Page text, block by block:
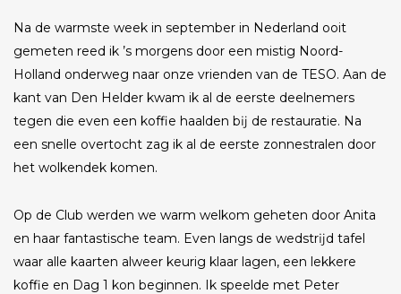
Na de warmste week in september in Nederland ooit
gemeten reed ik ’s morgens door een mistig Noord-
Holland onderweg naar onze vrienden van de TESO. Aan de
kant van Den Helder kwam ik al de eerste deelnemers
tegen die even een koffie haalden bĳ de restauratie. Na
een snelle overtocht zag ik al de eerste zonnestralen door
het wolkendek komen.
Op de Club werden we warm welkom geheten door Anita
en haar fantastische team. Even langs de wedstrĳd tafel
waar alle kaarten alweer keurig klaar lagen, een lekkere
koffie en Dag 1 kon beginnen. Ik speelde met Peter